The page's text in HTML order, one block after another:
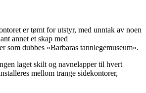
er tømt for utstyr, med unntak av noen
annet et skap med
som dubbes «Barbaras tannlegemuseum».
laget skilt og navnelapper til hvert
mellom trange sidekontorer,